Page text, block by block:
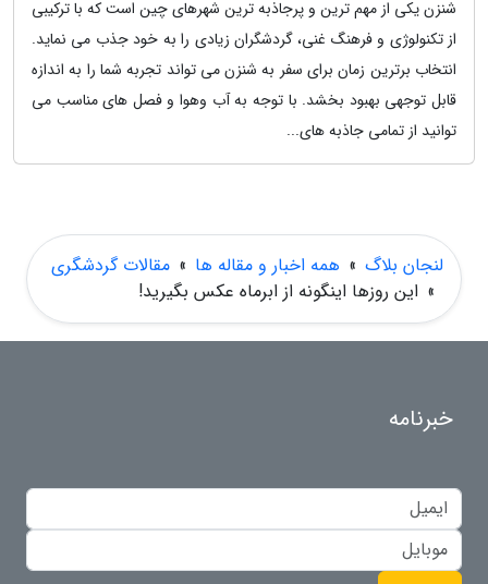
شنزن یکی از مهم ترین و پرجاذبه ترین شهرهای چین است که با ترکیبی
از تکنولوژی و فرهنگ غنی، گردشگران زیادی را به خود جذب می نماید.
انتخاب برترین زمان برای سفر به شنزن می تواند تجربه شما را به اندازه
قابل توجهی بهبود بخشد. با توجه به آب وهوا و فصل های مناسب می
توانید از تمامی جاذبه های...
لنجان بلاگ » همه اخبار و مقاله ها » مقالات گردشگری
» این روزها اینگونه از ابرماه عکس بگیرید!
خبرنامه